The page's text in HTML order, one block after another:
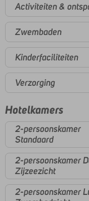
Activiteiten &
Zwembaden
Kinderfaciliteiten
Verzorging
Hotelkamers
2-persoonskamer
Standaard
2-persoonskamer
Zijzeezicht
2-persoonskamer